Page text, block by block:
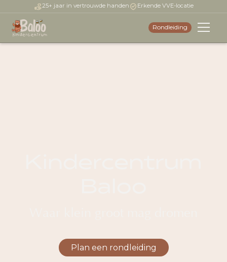
25+ jaar in vertrouwde handen Erkende VVE-locatie
Rondleiding
Plan een rondleiding